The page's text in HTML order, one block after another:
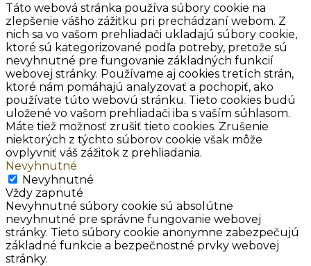
Táto webová stránka používa súbory cookie na
zlepšenie vášho zážitku pri prechádzaní webom. Z
nich sa vo vašom prehliadači ukladajú súbory cookie,
ktoré sú kategorizované podľa potreby, pretože sú
nevyhnutné pre fungovanie základných funkcií
webovej stránky. Používame aj cookies tretích strán,
ktoré nám pomáhajú analyzovať a pochopiť, ako
používate túto webovú stránku. Tieto cookies budú
uložené vo vašom prehliadači iba s vaším súhlasom.
Máte tiež možnosť zrušiť tieto cookies. Zrušenie
niektorých z týchto súborov cookie však môže
ovplyvniť váš zážitok z prehliadania.
Nevyhnutné
Nevyhnutné
Vždy zapnuté
Nevyhnutné súbory cookie sú absolútne
nevyhnutné pre správne fungovanie webovej
stránky. Tieto súbory cookie anonymne zabezpečujú
základné funkcie a bezpečnostné prvky webovej
stránky.